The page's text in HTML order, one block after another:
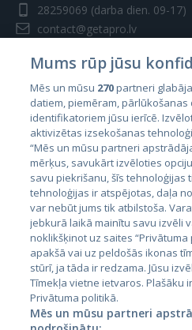
28259069 (darba dien. 09-17)
contact@getapro.lv
Valstis
Igaunija
Latvija
Lietuva
Mums rūp jūsu
Mēs un mūsu 270partneri
datiem, piemēram,
identifikatoriem jūsu ierīcē.
aktivizētas izsekošanas
“Mēs un mūsu partneri
mērķus, savukārt izvēloties
savu piekrišanu, šīs tehnoloģijas
tehnoloģijas ir atspējotas, daļa
var nebūt jums tik atbilstoša.
jebkurā laikā mainītu savu izvēli
noklikšķinot uz saites
apakšā vai uz peldošās ikonas
stūrī, ja tāda ir redzama. Jūsu
Tīmekļa vietne ietvaros. Plašāku
Privātuma politikā.
Mēs un mūsu partneri